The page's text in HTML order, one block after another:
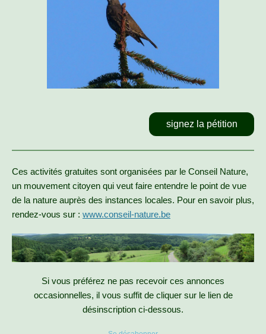
signez la pétition
Ces activités gratuites sont organisées par le Conseil Nature,
un mouvement citoyen qui veut faire entendre le point de vue
de la nature auprès des instances locales. Pour en savoir plus,
rendez-vous sur : www.conseil-nature.be
Si vous préférez ne pas recevoir ces annonces
occasionnelles, il vous suffit de cliquer sur le lien de
désinscription ci-dessous.